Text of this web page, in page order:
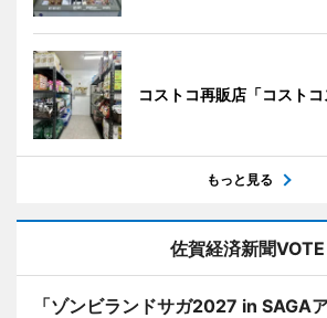
コストコ再販店「コスト
もっと見る
佐賀経済新聞VOTE
「ゾンビランドサガ2027 in SAGA